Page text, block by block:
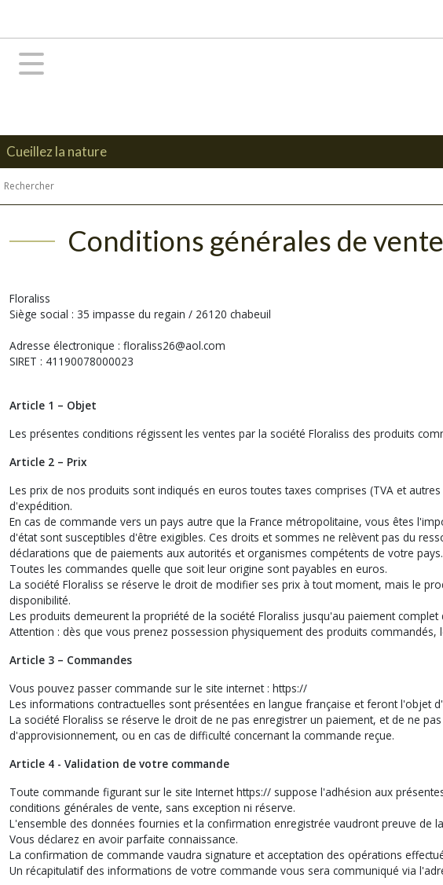
Cueillez la nature
Conditions générales de
Floraliss
Siège social : 35 impasse du regain / 26120 chabeuil
Adresse électronique : floraliss26@aol.com
SIRET : 41190078000023
Article 1 – Objet
Les présentes conditions régissent les ventes par la société Floraliss des produits
Article 2 – Prix
Les prix de nos produits sont indiqués en euros toutes taxes comprises (TVA et
d'expédition.
En cas de commande vers un pays autre que la France métropolitaine, vous êtes
d'état sont susceptibles d'être exigibles. Ces droits et sommes ne relèvent pas du
déclarations que de paiements aux autorités et organismes compétents de votre
Toutes les commandes quelle que soit leur origine sont payables en euros.
La société Floraliss se réserve le droit de modifier ses prix à tout moment, mais le
disponibilité.
Les produits demeurent la propriété de la société Floraliss jusqu'au paiement complet
Attention : dès que vous prenez possession physiquement des produits
Article 3 – Commandes
Vous pouvez passer commande sur le site internet : https://
Les informations contractuelles sont présentées en langue française et feront
La société Floraliss se réserve le droit de ne pas enregistrer un paiement, et de ne
d'approvisionnement, ou en cas de difficulté concernant la commande reçue.
Article 4 - Validation de votre commande
Toute commande figurant sur le site Internet https:// suppose l'adhésion aux
conditions générales de vente, sans exception ni réserve.
L'ensemble des données fournies et la confirmation enregistrée vaudront preuve de
Vous déclarez en avoir parfaite connaissance.
La confirmation de commande vaudra signature et acceptation des opérations
Un récapitulatif des informations de votre commande vous sera communiqué via